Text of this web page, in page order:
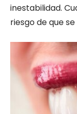
inestabilidad.
riesgo de que